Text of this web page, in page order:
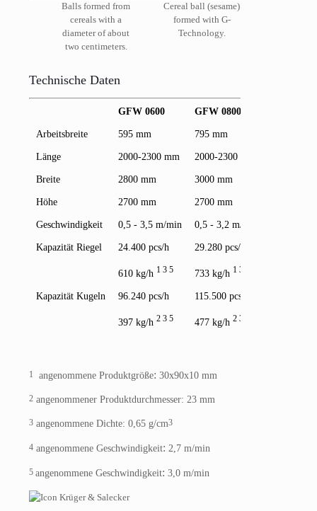
Balls formed from
cereals with a
diameter of about
two centimeters.
Cereal ball (sesame)
formed with G-
Technology.
Technische Daten
GFW 0600 GFW 0800
Arbeitsbreite 595 mm 795 mm
Länge 2000-2300 mm 2000-2300 mm
Breite 2800 mm 3000 mm
Höhe 2700 mm 2700 mm
Geschwindigkeit 0,5 - 3,5 m/min 0,5 - 3,2 m/min
Kapazität Riegel 24.400 pcs/h 29.280 pcs/h
610 kg/h 1 3 5 733 kg/h 1 3 4
Kapazität Kugeln 96.240 pcs/h 115.500 pcs/h
397 kg/h 2 3 5 477 kg/h 2 3 4
1 angenommene Produktgröße: 30x90x10 mm
2 angenommener Produktdurchmesser: 23 mm
3 angenommene Dichte: 0,65 g/cm3
4 angenommene Geschwindigkeit: 2,7 m/min
5 angenommene Geschwindigkeit: 3,0 m/min